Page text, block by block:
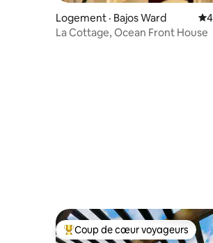
Logement · Bajos Ward
La Cottage, Ocean Front House
Coup de cœur voyageurs parmi
Coup de cœur voyageurs